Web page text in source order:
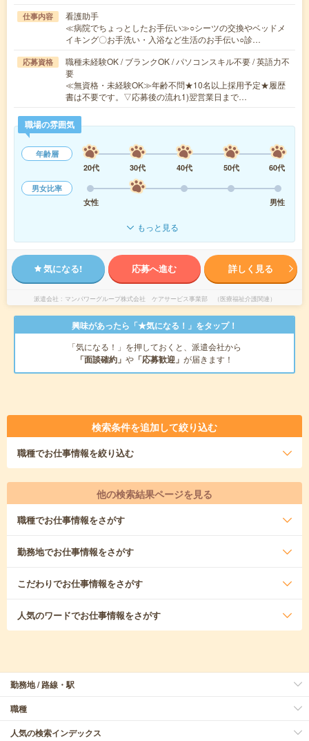
仕事内容
看護助手
≪病院でちょっとしたお手伝い≫○シーツの交換やベッドメ
イキング〇お手洗い・入浴など生活のお手伝い○診…
応募資格
職種未経験OK / ブランクOK / パソコンスキル不要 / 英語力不
要
≪無資格・未経験OK≫年齢不問★10名以上採用予定★履歴
書は不要です。▽応募後の流れ1)翌営業日まで…
職場の雰囲気
年齢層
20代
30代 40代 50代
60代
男女比率
女性
男性
もっと見る
気になる! 応募へ進む 詳しく見る
派遣会社 マンパワーグループ株式会社 ケアサービス事業部 （医療福祉介護関連）
興味があったら「★気になる！」をタップ！
「気になる！」を押しておくと、派遣会社から
「面談確約」 や 「応募歓迎」 が届きます！
検索条件を追加して絞り込む
職種でお仕事情報を絞り込む
他の検索結果ページを見る
職種でお仕事情報をさがす
勤務地でお仕事情報をさがす
こだわりでお仕事情報をさがす
人気のワードでお仕事情報をさがす
勤務地 / 路線・駅
職種
人気の検索インデックス